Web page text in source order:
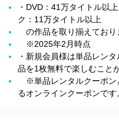
・DVD：41万タイトル以
ク：11万タイトル以上
の作品を取り揃えており
※2025年2月時点
・新規会員様は単品レン
品を1枚無料で楽しむこと
※単品レンタルクーポン
るオンラインクーポンです